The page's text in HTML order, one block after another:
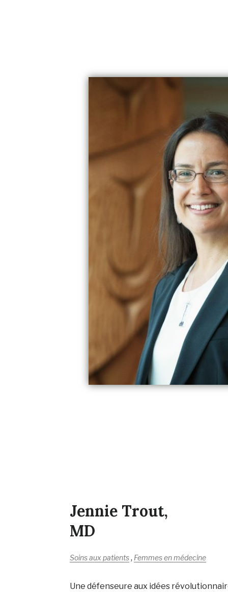
Jennie Trout,
MD
Soins aux patients, Femmes en médecine
Une défenseure aux idées